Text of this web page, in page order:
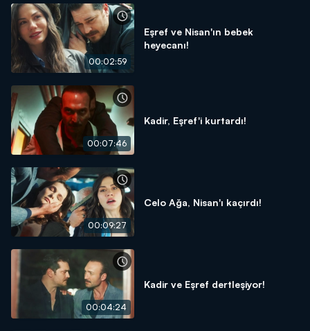
00:02:59
Eşref ve Nisan'ın bebek
heyecanı!
00:07:46
Kadir, Eşref'i kurtardı!
00:09:27
Celo Ağa, Nisan'ı kaçırdı!
00:04:24
Kadir ve Eşref dertleşiyor!